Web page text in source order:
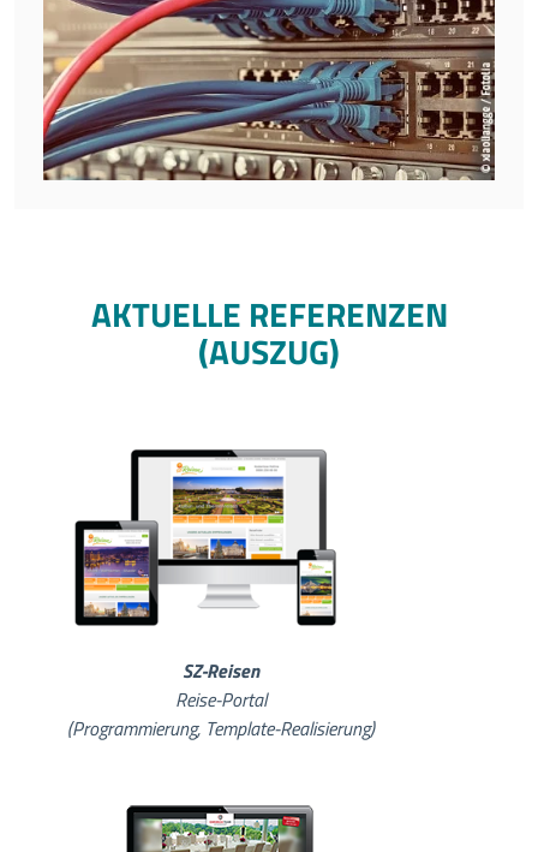
AKTUELLE REFERENZEN
(AUSZUG)
SZ-Reisen
Reise-Portal
(Programmierung, Template-Realisierung)